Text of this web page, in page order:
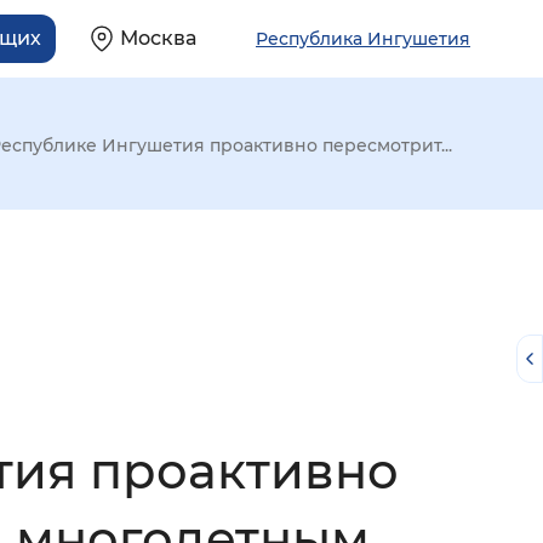
Москва Республика Ингушетия
Ингушетия проактивно пересмотрит...
проактивно